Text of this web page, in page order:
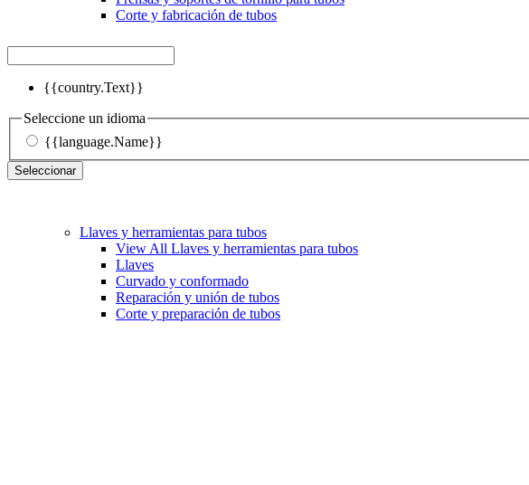
{{country.Text}}
Seleccione un idioma
{{language.Name}}
Seleccionar
Corte y fabricación de tubos
Llaves y herramientas para tubos
View All Llaves y herramientas para tubos
Llaves
Curvado y conformado
Reparación y unión de tubos
Corte y preparación de tubos